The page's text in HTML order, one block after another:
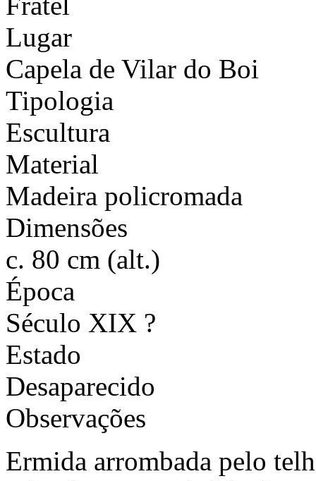
Lugar
Capela de Vilar do Boi
Tipologia
Escultura
Material
Madeira policromada
Dimensões
c. 80 cm (alt.)
Época
Século XIX ?
Estado
Desaparecido
Observações
Ermida arrombada pelo